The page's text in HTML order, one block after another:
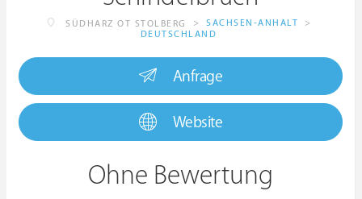
SÜDHARZ OT STOLBERG > SACHSEN-ANHALT
>
DEUTSCHLAND
Anfrage
Website
Ohne Bewertung